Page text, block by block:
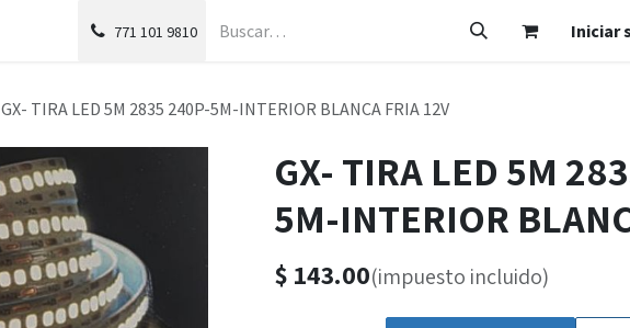
771 101 9810 Iniciar
GX- TIRA LED 5M 2835 240P-5M-INTERIOR BLANCA FRIA 12V
GX- TIRA LED 5M
5M-INTERIOR
$ 143.00(impuesto incluido)